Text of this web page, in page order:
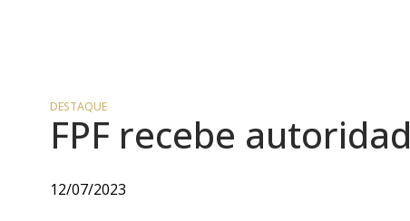
DESTAQUE
FPF recebe
12/07/2023